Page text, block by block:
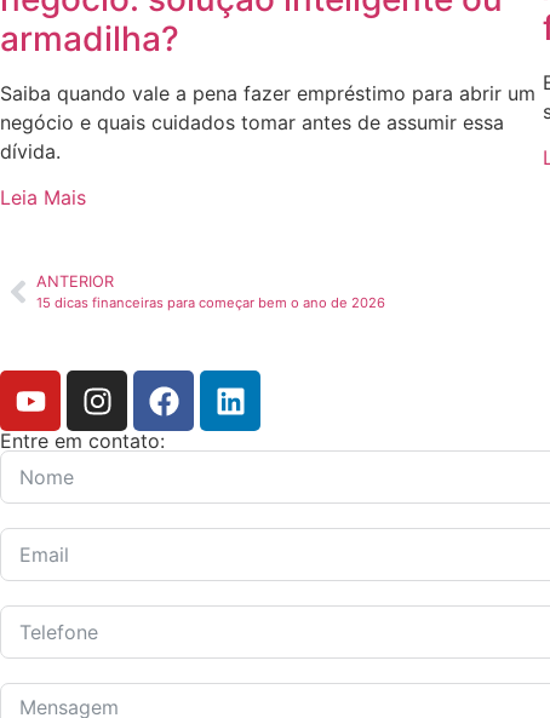
armadilha?
Saiba quando vale a pena fazer empréstimo para abrir um
negócio e quais cuidados tomar antes de assumir essa
dívida.
Leia Mais
ANTERIOR
15 dicas financeiras para começar bem o ano de 2026
Entre em contato: